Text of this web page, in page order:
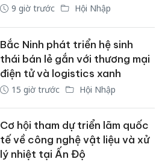
9 giờ trước Hội Nhập
Bắc Ninh phát triển hệ sinh
thái bán lẻ gắn với thương mại
điện tử và logistics xanh
15 giờ trước Hội Nhập
Cơ hội tham dự triển lãm quốc
tế về công nghệ vật liệu và xử
lý nhiệt tại Ấn Độ